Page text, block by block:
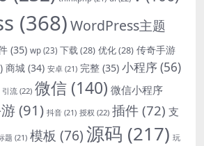
(368)WordPress主题
(35) wp (23) 下载(28) 优化(28) 传奇手游
商城 (34) 安卓 (21) 完整 (35) 小程序(56)
引流 (22) 微信 (140) 微信小程序
(91) 抖音 (21) 授权 (22) 插件 (72) 支
题 (21) 模板 (76)源码 (217) 玩